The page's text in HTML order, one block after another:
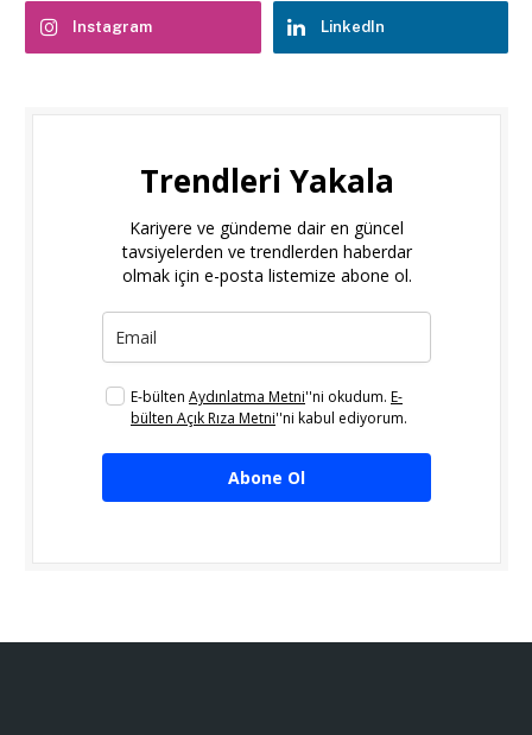
Instagram LinkedIn
Trendleri Yakala
Kariyere ve gündeme dair en güncel
tavsiyelerden ve trendlerden haberdar
olmak için e-posta listemize abone ol.
E-bülten Aydınlatma Metni''ni okudum. E-
bülten Açık Rıza Metni''ni kabul ediyorum.
Abone Ol